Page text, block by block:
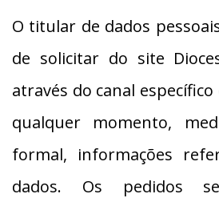
O titular de dados
de solicitar do site
através do canal
qualquer momento,
formal, informações
dados. Os pedidos